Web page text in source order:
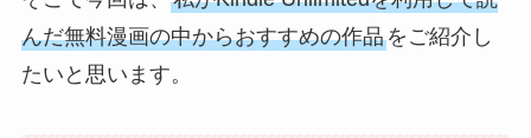
んだ無料漫画の中からおすすめの作品をご紹介し
たいと思います。